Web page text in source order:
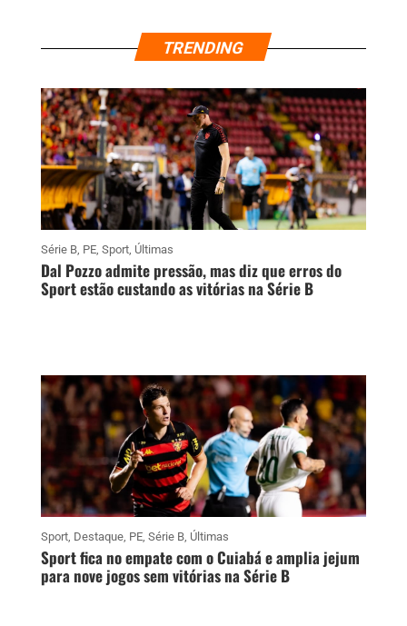
TRENDING
Série B, PE, Sport, Últimas
Dal Pozzo admite pressão, mas diz que erros do
Sport estão custando as vitórias na Série B
Sport, Destaque, PE, Série B, Últimas
Sport fica no empate com o Cuiabá e amplia jejum
para nove jogos sem vitórias na Série B